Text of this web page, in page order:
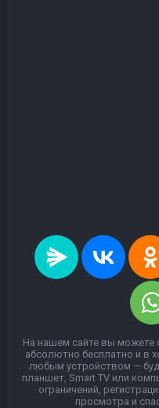
На нашем сайте вы можете
абсолютно бесплатно и в
любым устройством —
планшет, Smart TV или
ограничений,
просмотра и